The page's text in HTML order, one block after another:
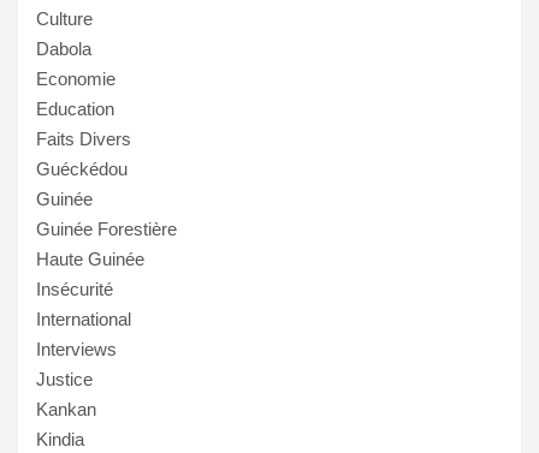
Culture
Dabola
Economie
Education
Faits Divers
Guéckédou
Guinée
Guinée Forestière
Haute Guinée
Insécurité
International
Interviews
Justice
Kankan
Kindia